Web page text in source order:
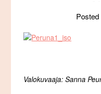
Posted
Valokuvaaja: Sanna